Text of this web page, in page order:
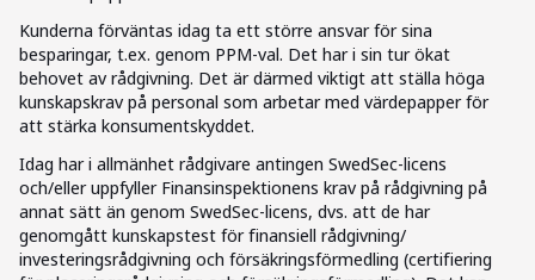
Kunderna förväntas idag ta ett större ansvar för sina
besparingar, t.ex. genom PPM-val. Det har i sin tur ökat
behovet av rådgivning. Det är därmed viktigt att ställa höga
kunskapskrav på personal som arbetar med värdepapper för
att stärka konsumentskyddet.
Idag har i allmänhet rådgivare antingen SwedSec-licens
och/eller uppfyller Finansinspektionens krav på rådgivning på
annat sätt än genom SwedSec-licens, dvs. att de har
genomgått kunskapstest för finansiell rådgivning/
investeringsrådgivning och försäkringsförmedling (certifiering